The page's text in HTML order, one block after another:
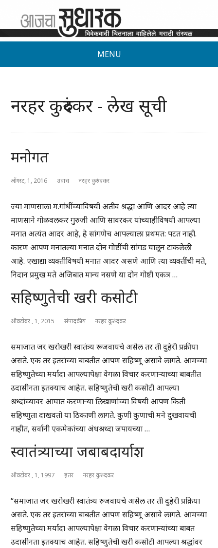
MENU
नरहर कुरुंदकर - लेख सूची
मनोगत
ऑगस्ट, 1, 2016 उवाच नरहर कुरुंदकर
ज्या माणसाला म.गांधींच्याविषयी अतीव श्रद्धा आणि आदर आहे त्या
माणसाने गोळवलकर गुरुजी आणि सावरकर यांच्याहीविषयी आपल्या
मनात अत्यंत आदर आहे, हे सांगणेच आपल्याला प्रथमत: पटत नाही.
कारण आपण मनातल्या मनात दोन गोष्टींची सांगड घालून टाकलेली
आहे. एखाद्या व्यक्तीविषयी मनात आदर असणे आणि त्या व्यक्तींची मते,
निदान प्रमुख मते अजिबात मान्य नसणे या दोन गोष्टी एकत्र …
सहिष्णुतेची खरी कसोटी
ऑक्टोबर , 1, 2015 संपादकीय नरहर कुरुंदकर
समाजात जर खरोखरी स्वातंत्र्य रूजवायचे असेल तर ती दुहेरी प्रक्रीया
असते. एक तर इतरांच्या बाबतीत आपण सहिष्णू असावे लागते. आमच्या
सहिष्णुतेच्या मर्यादा आपल्यापेक्षा वेगळा विचार करणाऱ्याच्या बाबतीत
उदासीनता इतक्याच आहेत. सहिष्णुतेची खरी कसोटी आपल्या
श्रध्दांच्यावर आघात करणाऱ्या लिखाणांच्या विषयी आपण किती
सहिष्णुता दाखवतो या ठिकाणी लागते. कुणी कुणाची मने दुखवायची
नाहीत, सर्वांनी एकमेकांच्या अंधश्रध्दा जपायच्या …
स्वातंत्र्याच्या जबाबदार्याश
ऑक्टोबर , 1, 1997 इतर नरहर कुरुंदकर
“समाजात जर खरोखरी स्वातंत्र्य रुजवायचे असेल तर ती दुहेरी प्रक्रिया
असते. एक तर इतरांच्या बाबतीत आपण सहिष्णू असावे लागते. आमच्या
सहिष्णुतेच्या मर्यादा आपल्यापेक्षा वेगळा विचार करणान्यांच्या बाबत
उदासीनता इतक्याच आहेत. सहिष्णुतेची खरी कसोटी आपल्या श्रद्धांवर